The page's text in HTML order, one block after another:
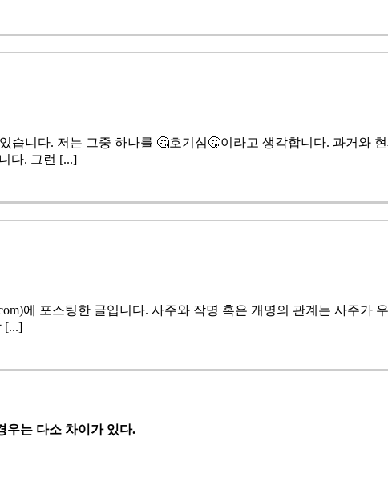
습니다. 저는 그중 하나를 🤔호기심🤔이라고 생각합니다. 과거와
다. 그런 [...]
에 포스팅한 글입니다. 사주와 작명 혹은 개명의 관계는 사주가
[...]
우는 다소 차이가 있다.